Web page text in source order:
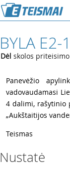
BYLA
Dėl skolos priteisimo
Panevėžio
vadovaudamasi
4 dalimi, rašytinio
„Aukštaitijos
Teismas
Nustatė